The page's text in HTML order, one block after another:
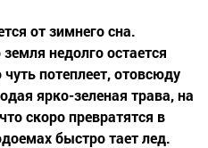
от зимнего сна.
недолго остается
потеплеет, отовсюду
ярко-зеленая трава, на
скоро превратятся в
быстро тает лед.